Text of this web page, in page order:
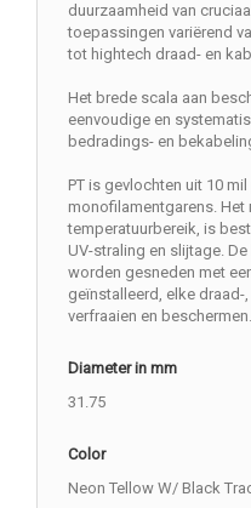
duurzaamheid van
toepassingen variërend
tot hightech draad- en
Het brede scala aan
eenvoudige en
bedradings- en
PT is gevlochten uit 10
monofilamentgarens. Het
temperatuurbereik, is
UV-straling en slijtage.
worden gesneden met
geïnstalleerd, elke
verfraaien en beschermen.
Diameter in mm
31.75
Color
Neon Tellow W/ Black